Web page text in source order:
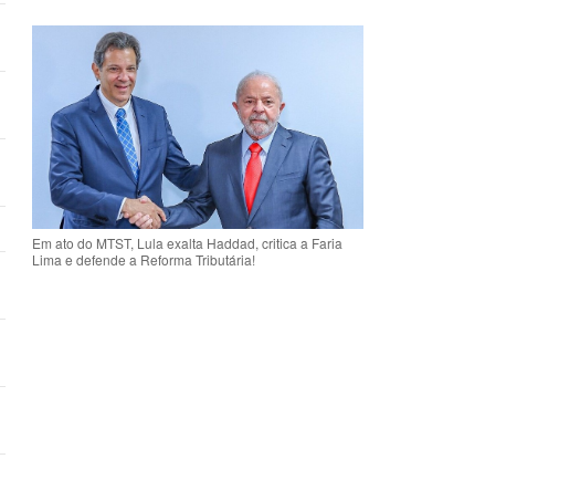
Em ato do MTST, Lula exalta Haddad, critica a Faria
Lima e defende a Reforma Tributária!